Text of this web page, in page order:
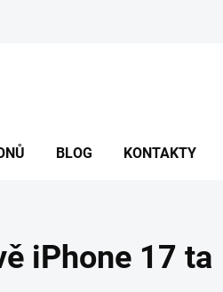
BLOG KONTAKTY
iPhone 17 ta